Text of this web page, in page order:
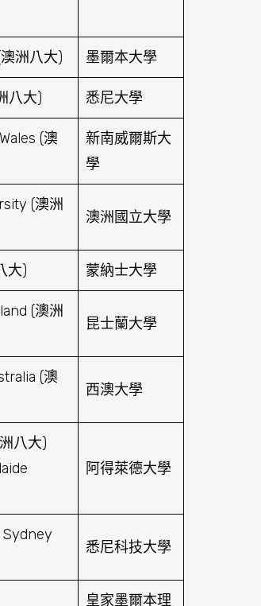
洲八大) 墨爾本大學
八大) 悉尼大學
(澳
新南威爾斯大
學
(澳洲
澳洲國立大學
大) 蒙納士大學
(澳洲
昆士蘭大學
(澳
西澳大學
八大)
阿得萊德大學
悉尼科技大學
皇家墨爾本理